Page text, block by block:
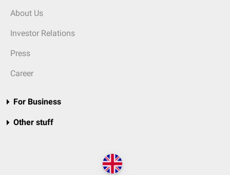
About Us
Investor Relations
Press
Career
For Business
Other stuff